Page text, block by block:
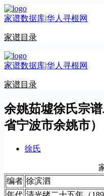
跳
至
容
家谱数据库|华人寻根网
家谱目录
家谱数据库|华人寻根网
家谱目录
余姚茹墟徐氏宗
省宁波市余姚市）
徐氏
编者 徐滨泗